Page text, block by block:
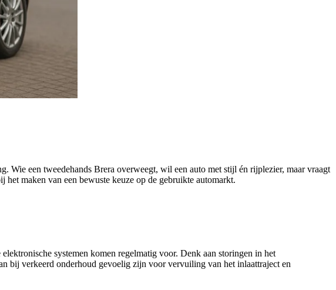
Wie een tweedehands Brera overweegt, wil een auto met stijl én rijplezier, maar vraagt
maken van een bewuste keuze op de gebruikte automarkt.
systemen komen regelmatig voor. Denk aan storingen in het
bij verkeerd onderhoud gevoelig zijn voor vervuiling van het inlaattraject en